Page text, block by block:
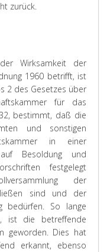
zurück.
Wirksamkeit der
1960 betrifft, ist
2 des Gesetzes über
für das
bestimmt, daß die
und sonstigen
in einer
Besoldung und
festgelegt
der
sind und der
bedürfen. So lange
ist die betreffende
geworden. Dies hat
erkannt, ebenso